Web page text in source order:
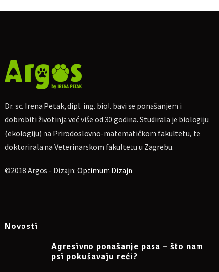
Pitanja i diskusija
Cijena sudjelovanja:100 kn
Za uplatu: IBAN
HR4623600001102710189, obrt Argos, vl. Irena
Ako nekome više odgovara, moguća uplata na
PayPal
dr.sc.irena.petak@gmail.com
Molim naznačiti: „Za on-line predavanje o reaktivnim psima
26.07.2020“, te pošaljite potvrdu o uplati na e-mail
dr.sc.irena.petak@gmail.com
Više podataka na Facebook eventu:
Dr. sc. Irena Petak, dipl. ing. biol. bavi se ponašanjem i
dobrobiti životinja već više od 30 godina. Studirala je biologiju
(ekologiju) na Prirodoslovno-matematičkom fakultetu, te
doktorirala na Veterinarskom fakultetu u Zagrebu.
©2018 Argos - Dizajn: Optimum Dizajn
Novosti
Agresivno ponašanje pasa – što nam
psi pokušavaju reći?